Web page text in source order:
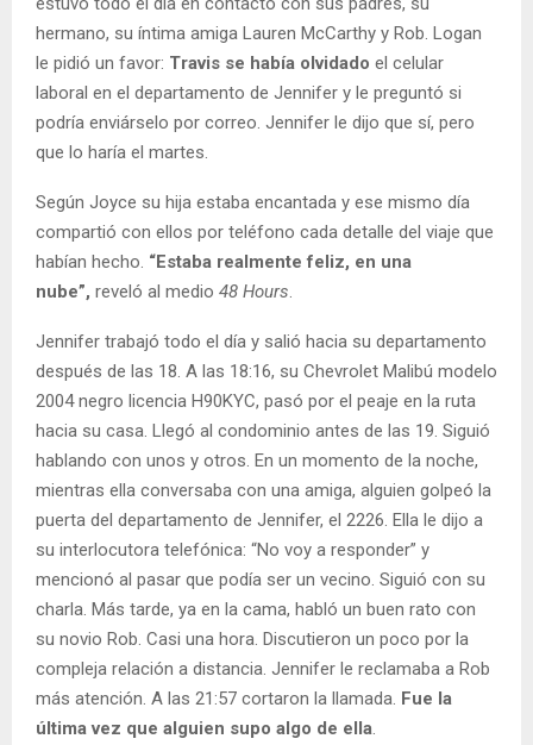
hermano, su íntima amiga Lauren McCarthy y Rob. Logan
le pidió un favor: Travis se había olvidado el celular
laboral en el departamento de Jennifer y le preguntó si
podría enviárselo por correo. Jennifer le dijo que sí, pero
que lo haría el martes.
Según Joyce su hija estaba encantada y ese mismo día
compartió con ellos por teléfono cada detalle del viaje que
habían hecho. “Estaba realmente feliz, en una
nube”, reveló al medio 48 Hours.
Jennifer trabajó todo el día y salió hacia su departamento
después de las 18. A las 18:16, su Chevrolet Malibú modelo
2004 negro licencia H90KYC, pasó por el peaje en la ruta
hacia su casa. Llegó al condominio antes de las 19. Siguió
hablando con unos y otros. En un momento de la noche,
mientras ella conversaba con una amiga, alguien golpeó la
puerta del departamento de Jennifer, el 2226. Ella le dijo a
su interlocutora telefónica: “No voy a responder” y
mencionó al pasar que podía ser un vecino. Siguió con su
charla. Más tarde, ya en la cama, habló un buen rato con
su novio Rob. Casi una hora. Discutieron un poco por la
compleja relación a distancia. Jennifer le reclamaba a Rob
más atención. A las 21:57 cortaron la llamada. Fue la
última vez que alguien supo algo de ella.